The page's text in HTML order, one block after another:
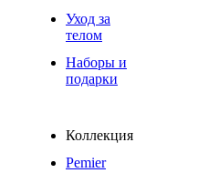
Уход за
телом
Наборы и
подарки
Коллекция
Pemier